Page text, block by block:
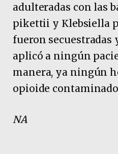
adulteradas con las
pikettii y Klebsiella
fueron secuestradas
aplicó a ningún
manera, ya ningún
opioide
NA